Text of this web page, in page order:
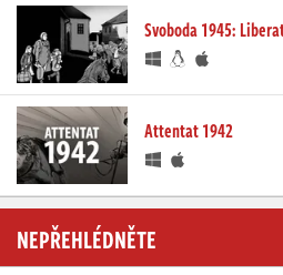
Svoboda 1945:
Attentat 1942
NEPŘEHLÉDNĚTE